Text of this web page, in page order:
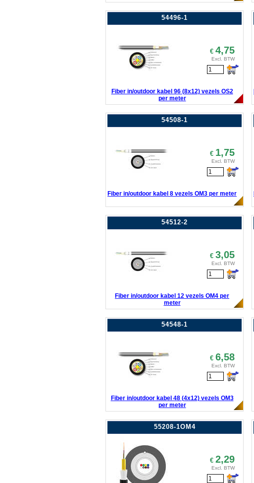
54496-1
€ 4,75
Excl. BTW
Fiber in/outdoor kabel 96 (8x12) vezels OS2
per meter
54508-1
€ 1,75
Excl. BTW
Fiber in/outdoor kabel 8 vezels OM3 per meter
54512-2
€ 3,05
Excl. BTW
Fiber in/outdoor kabel 12 vezels OM4 per
meter
54548-1
€ 6,58
Excl. BTW
Fiber in/outdoor kabel 48 (4x12) vezels OM3
per meter
55208-1OM4
€ 2,29
Excl. BTW